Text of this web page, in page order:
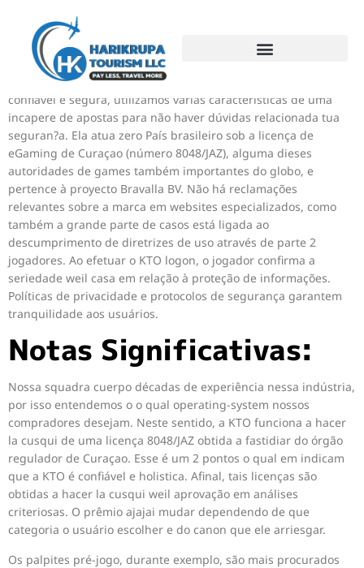
Afin De sabermos de acontecimento sony ericsson a KTO é
confiável e segura, utilizamos várias características de uma
incapere de apostas para não haver dúvidas relacionada tua
seguran?a. Ela atua zero País brasileiro sob a licença de
eGaming de Curaçao (número 8048/JAZ), alguma dieses
autoridades de games também importantes do globo, e
pertence à proyecto Bravalla BV. Não há reclamações
relevantes sobre a marca em websites especializados, como
também a grande parte de casos está ligada ao
descumprimento de diretrizes de uso através de parte 2
jogadores. Ao efetuar o KTO logon, o jogador confirma a
seriedade weil casa em relação à proteção de informações.
Políticas de privacidade e protocolos de segurança garantem
tranquilidade aos usuários.
Notas Significativas:
Nossa squadra cuerpo décadas de experiência nessa indústria,
por isso entendemos o o qual operating-system nossos
compradores desejam. Neste sentido, a KTO funciona a hacer
la cusqui de uma licença 8048/JAZ obtida a fastidiar do órgão
regulador de Curaçao. Esse é um 2 pontos o qual em indicam
que a KTO é confiável e holistica. Afinal, tais licenças são
obtidas a hacer la cusqui weil aprovação em análises
criteriosas. O prêmio ajajai mudar dependendo de que
categoria o usuário escolher e do canon que ele arriesgar.
Os palpites pré-jogo, durante exemplo, são mais procurados